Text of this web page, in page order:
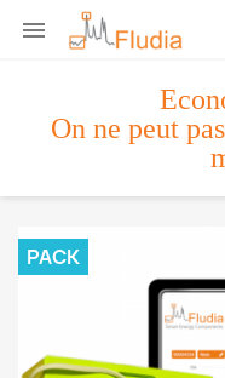

On ne peut
PACK